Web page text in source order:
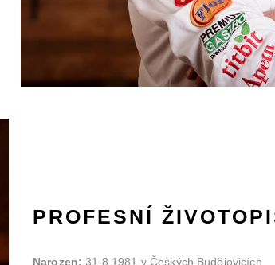
PROFESNÍ
Narozen: 31.8.1981 v Českých Budějovicích